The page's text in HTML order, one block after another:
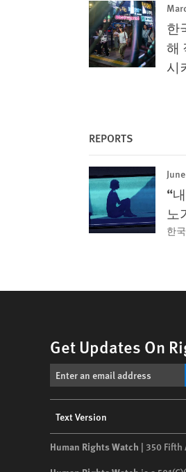
한
해
시
REPORTS
“
노
한
Get Updates On
menu
Text Version
Human Rights Watch | 350 Fifth